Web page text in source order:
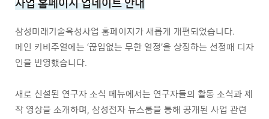
사업 홈페이지 업데이트 안내
삼성미래기술육성사업 홈페이지가 새롭게 개편되었습니다.
메인 키비주얼에는 ‘끊임없는 무한 열정’을 상징하는 선정패 디자
인을 반영했습니다.
새로 신설된 연구자 소식 메뉴에서는 연구자들의 활동 소식과 제
작 영상을 소개하며, 삼성전자 뉴스룸을 통해 공개된 사업 관련